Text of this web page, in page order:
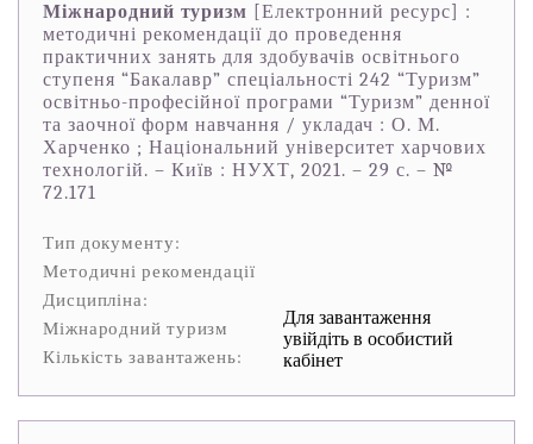
Міжнародний туризм [Електронний ресурс] :
методичні рекомендації до проведення
практичних занять для здобувачів освітнього
ступеня “Бакалавр” спеціальності 242 “Туризм”
освітньо-професійної програми “Туризм” денної
та заочної форм навчання / укладач : О. М.
Харченко ; Національний університет харчових
технологій. – Київ : НУХТ, 2021. – 29 с. – №
72.171
Тип документу:
Методичні рекомендації
Дисципліна:
Міжнародний туризм
Кількість завантажень:
Для завантаження
увійдіть в особистий
кабінет